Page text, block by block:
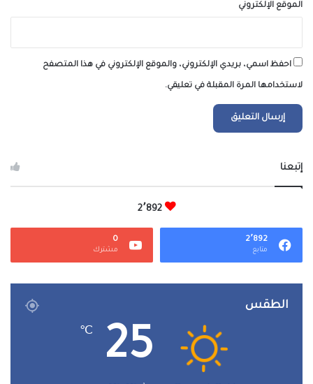
الموقع الإلكتروني
احفظ اسمي، بريدي الإلكتروني، والموقع الإلكتروني في هذا المتصفح
لاستخدامها المرة المقبلة في تعليقي.
إتبعنا
2٬892
2٬892
متابع
0
مشترك
الطقس
25
℃